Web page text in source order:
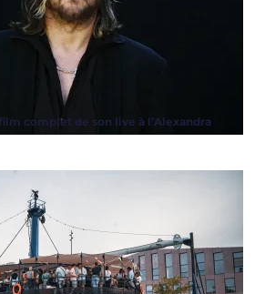
complet de son live à l’Alexandra